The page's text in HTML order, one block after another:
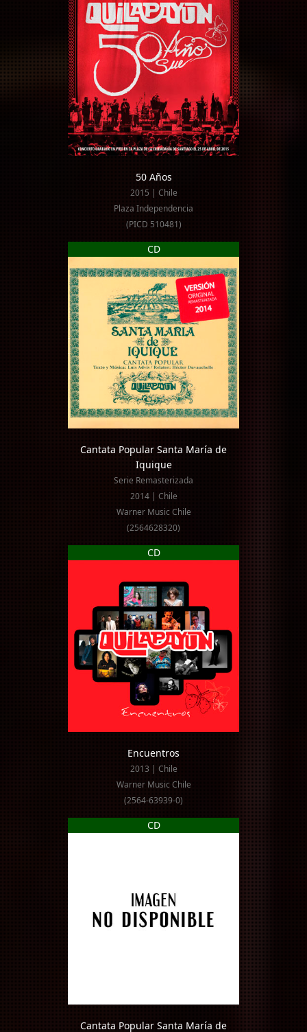
50 Años
2015 | Chile
Plaza Independencia
(PICD 510481)
CD
Cantata Popular Santa María de
Iquique
Serie Remasterizada
2014 | Chile
Warner Music Chile
(2564628320)
CD
Encuentros
2013 | Chile
Warner Music Chile
(2564-63939-0)
CD
Cantata Popular Santa María de